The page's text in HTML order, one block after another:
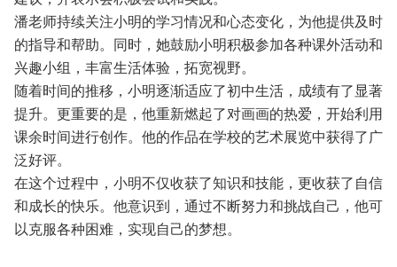
潘老师持续关注小明的学习情况和心态变化，为他提供及时
的指导和帮助。同时，她鼓励小明积极参加各种课外活动和
兴趣小组，丰富生活体验，拓宽视野。
随着时间的推移，小明逐渐适应了初中生活，成绩有了显著
提升。更重要的是，他重新燃起了对画画的热爱，开始利用
课余时间进行创作。他的作品在学校的艺术展览中获得了广
泛好评。
在这个过程中，小明不仅收获了知识和技能，更收获了自信
和成长的快乐。他意识到，通过不断努力和挑战自己，他可
以克服各种困难，实现自己的梦想。